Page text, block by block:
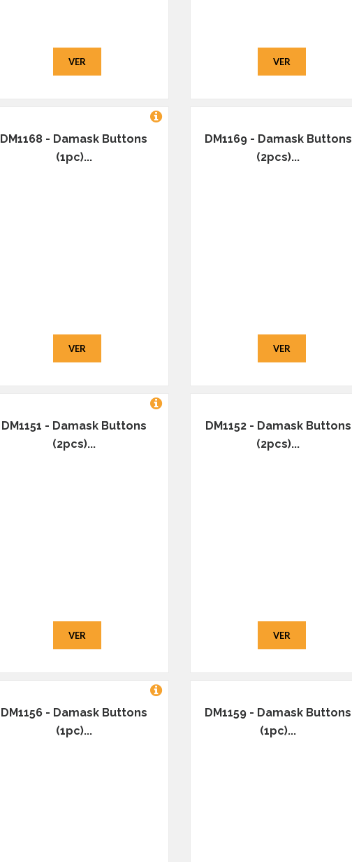
VER VER
DM1168 - Damask Buttons
(1pc)...
VER
DM1169 - Damask Buttons
(2pcs)...
VER
DM1151 - Damask Buttons
(2pcs)...
VER
DM1152 - Damask Buttons
(2pcs)...
VER
DM1156 - Damask Buttons
(1pc)...
DM1159 - Damask Buttons
(1pc)...